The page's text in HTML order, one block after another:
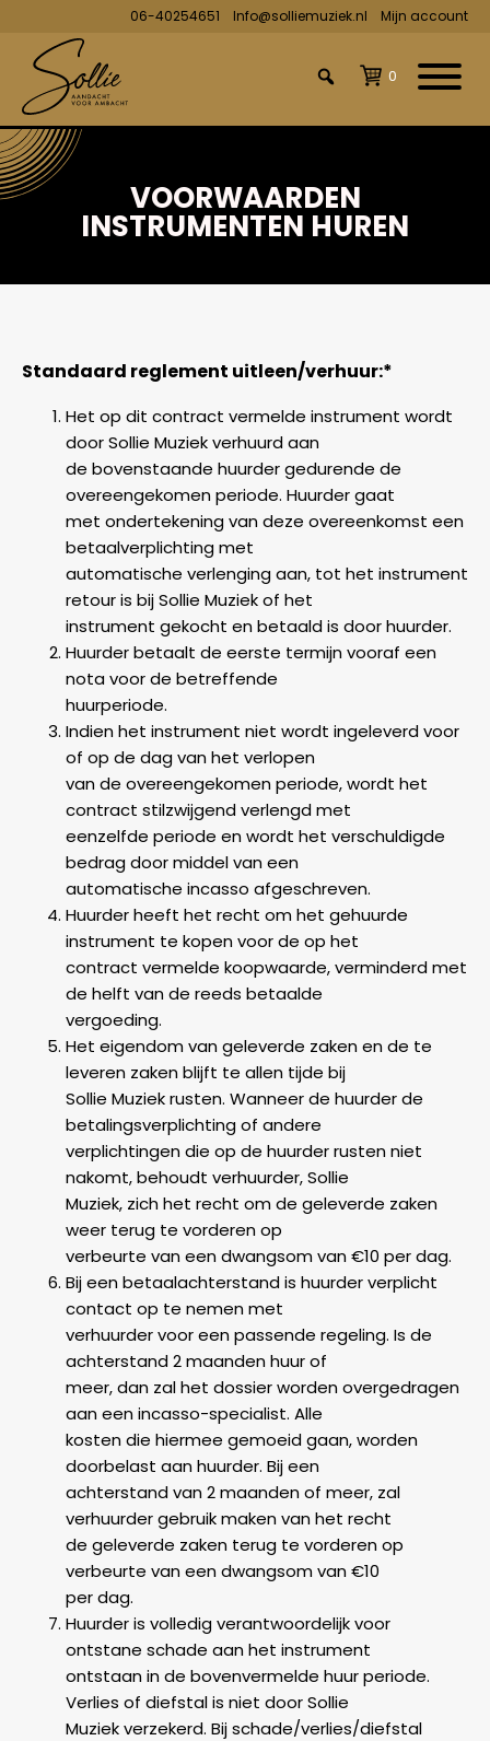
06-40254651 Info@solliemuziek.nl Mijn account
0
VOORWAARDEN
INSTRUMENTEN HUREN
Standaard reglement uitleen/verhuur:*
Het op dit contract vermelde instrument wordt
door Sollie Muziek verhuurd aan
de bovenstaande huurder gedurende de
overeengekomen periode. Huurder gaat
met ondertekening van deze overeenkomst een
betaalverplichting met
automatische verlenging aan, tot het instrument
retour is bij Sollie Muziek of het
instrument gekocht en betaald is door huurder.
Huurder betaalt de eerste termijn vooraf een
nota voor de betreffende
huurperiode.
Indien het instrument niet wordt ingeleverd voor
of op de dag van het verlopen
van de overeengekomen periode, wordt het
contract stilzwijgend verlengd met
eenzelfde periode en wordt het verschuldigde
bedrag door middel van een
automatische incasso afgeschreven.
Huurder heeft het recht om het gehuurde
instrument te kopen voor de op het
contract vermelde koopwaarde, verminderd met
de helft van de reeds betaalde
vergoeding.
Het eigendom van geleverde zaken en de te
leveren zaken blijft te allen tijde bij
Sollie Muziek rusten. Wanneer de huurder de
betalingsverplichting of andere
verplichtingen die op de huurder rusten niet
nakomt, behoudt verhuurder, Sollie
Muziek, zich het recht om de geleverde zaken
weer terug te vorderen op
verbeurte van een dwangsom van €10 per dag.
Bij een betaalachterstand is huurder verplicht
contact op te nemen met
verhuurder voor een passende regeling. Is de
achterstand 2 maanden huur of
meer, dan zal het dossier worden overgedragen
aan een incasso-specialist. Alle
kosten die hiermee gemoeid gaan, worden
doorbelast aan huurder. Bij een
achterstand van 2 maanden of meer, zal
verhuurder gebruik maken van het recht
de geleverde zaken terug te vorderen op
verbeurte van een dwangsom van €10
per dag.
Huurder is volledig verantwoordelijk voor
ontstane schade aan het instrument
ontstaan in de bovenvermelde huur periode.
Verlies of diefstal is niet door Sollie
Muziek verzekerd. Bij schade/verlies/diefstal